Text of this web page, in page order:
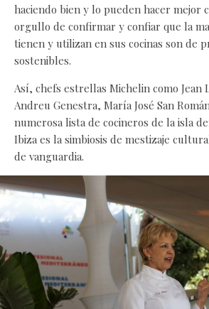
haciendo bien y lo pueden hacer mejor
orgullo de confirmar y confiar que la
tienen y utilizan en sus cocinas son de
sostenibles.
Así, chefs estrellas Michelin como Jean
Andreu Genestra, María José San
numerosa lista de cocineros de la isla
Ibiza es la simbiosis de mestizaje
de vanguardia.